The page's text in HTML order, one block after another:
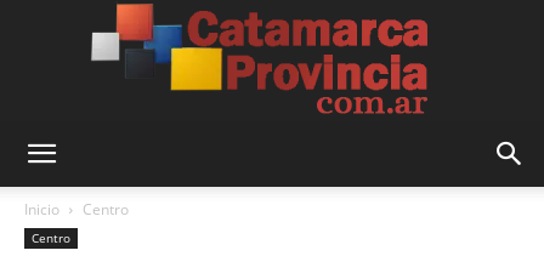
Inicio Centro
Centro